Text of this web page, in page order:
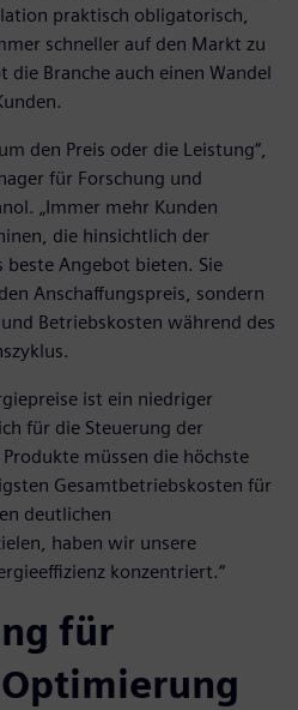
praktisch obligatorisch,
schneller auf den Markt zu
Branche auch einen Wandel
den Preis oder die Leistung“,
für Forschung und
„Immer mehr Kunden
die hinsichtlich der
beste Angebot bieten. Sie
Anschaffungspreis, sondern
Betriebskosten während des
ist ein niedriger
für die Steuerung der
müssen die höchste
Gesamtbetriebskosten für
deutlichen
haben wir unsere
konzentriert.“
für